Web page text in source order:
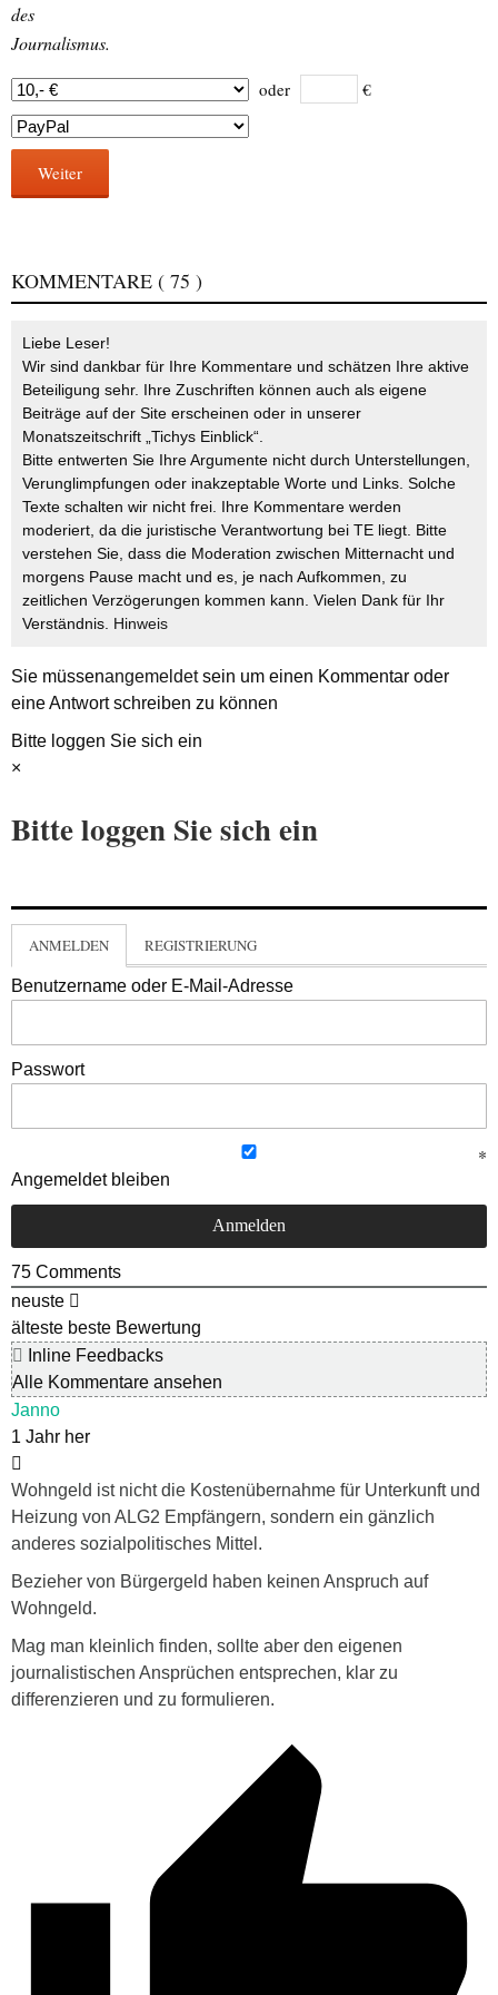
des
Journalismus.
oder €
Weiter
KOMMENTARE ( 75 )
Liebe Leser!
Wir sind dankbar für Ihre Kommentare und schätzen Ihre aktive
Beteiligung sehr. Ihre Zuschriften können auch als eigene
Beiträge auf der Site erscheinen oder in unserer
Monatszeitschrift „Tichys Einblick“.
Bitte entwerten Sie Ihre Argumente nicht durch Unterstellungen,
Verunglimpfungen oder inakzeptable Worte und Links. Solche
Texte schalten wir nicht frei. Ihre Kommentare werden
moderiert, da die juristische Verantwortung bei TE liegt. Bitte
verstehen Sie, dass die Moderation zwischen Mitternacht und
morgens Pause macht und es, je nach Aufkommen, zu
zeitlichen Verzögerungen kommen kann. Vielen Dank für Ihr
Verständnis. Hinweis
Sie müssenangemeldetsein um einen Kommentar oder
eine Antwort schreiben zu können
Bitte loggen Sie sich ein
×
Bitte loggen Sie sich ein
ANMELDEN REGISTRIERUNG
Benutzername oder E-Mail-Adresse
Passwort
Angemeldet bleiben
75 Comments
neuste
älteste beste Bewertung
Inline Feedbacks
Alle Kommentare ansehen
Janno
1 Jahr her
Wohngeld ist nicht die Kostenübernahme für Unterkunft und
Heizung von ALG2 Empfängern, sondern ein gänzlich
anderes sozialpolitisches Mittel.
Bezieher von Bürgergeld haben keinen Anspruch auf
Wohngeld.
Mag man kleinlich finden, sollte aber den eigenen
journalistischen Ansprüchen entsprechen, klar zu
differenzieren und zu formulieren.